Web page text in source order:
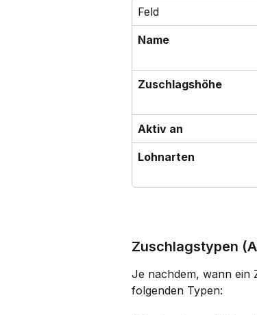
Feld
Name
Zuschlagshöhe
Aktiv an
Lohnarten
Zuschlagstypen
Je nachdem, wann ein
folgenden Typen: